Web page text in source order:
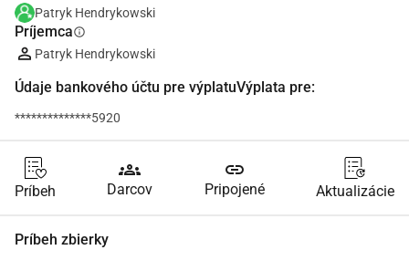
Patryk Hendrykowski
Príjemcainfo
Patryk Hendrykowski
Údaje bankového účtu pre výplatuVýplata pre:
**************5920
Príbeh
groups
Darcov
link
Pripojené Aktualizácie
Príbeh zbierky